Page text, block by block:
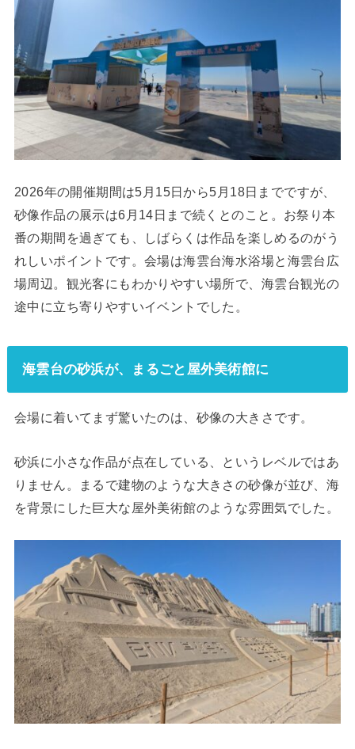
2026年の開催期間は5月15日から5月18日までですが、
砂像作品の展示は6月14日まで続くとのこと。お祭り本
番の期間を過ぎても、しばらくは作品を楽しめるのがう
れしいポイントです。会場は海雲台海水浴場と海雲台広
場周辺。観光客にもわかりやすい場所で、海雲台観光の
途中に立ち寄りやすいイベントでした。
海雲台の砂浜が、まるごと屋外美術館に
会場に着いてまず驚いたのは、砂像の大きさです。
砂浜に小さな作品が点在している、というレベルではあ
りません。まるで建物のような大きさの砂像が並び、海
を背景にした巨大な屋外美術館のような雰囲気でした。